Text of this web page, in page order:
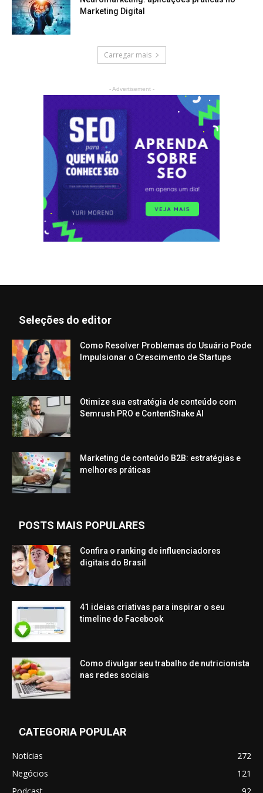
Marketing Digital
Carregar mais
- Advertisement -
Seleções do editor
Como Resolver Problemas do Usuário Pode
Impulsionar o Crescimento de Startups
Otimize sua estratégia de conteúdo com
Semrush PRO e ContentShake AI
Marketing de conteúdo B2B: estratégias e
melhores práticas
POSTS MAIS POPULARES
Confira o ranking de influenciadores
digitais do Brasil
41 ideias criativas para inspirar o seu
timeline do Facebook
Como divulgar seu trabalho de nutricionista
nas redes sociais
CATEGORIA POPULAR
Notícias
272
Negócios
121